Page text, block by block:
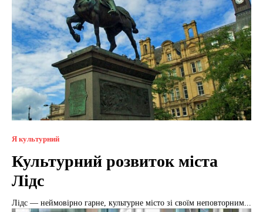
Я культурний
Культурний розвиток міста
Лідс
Лідс — неймовірно гарне, культурне місто зі своїм неповторним...